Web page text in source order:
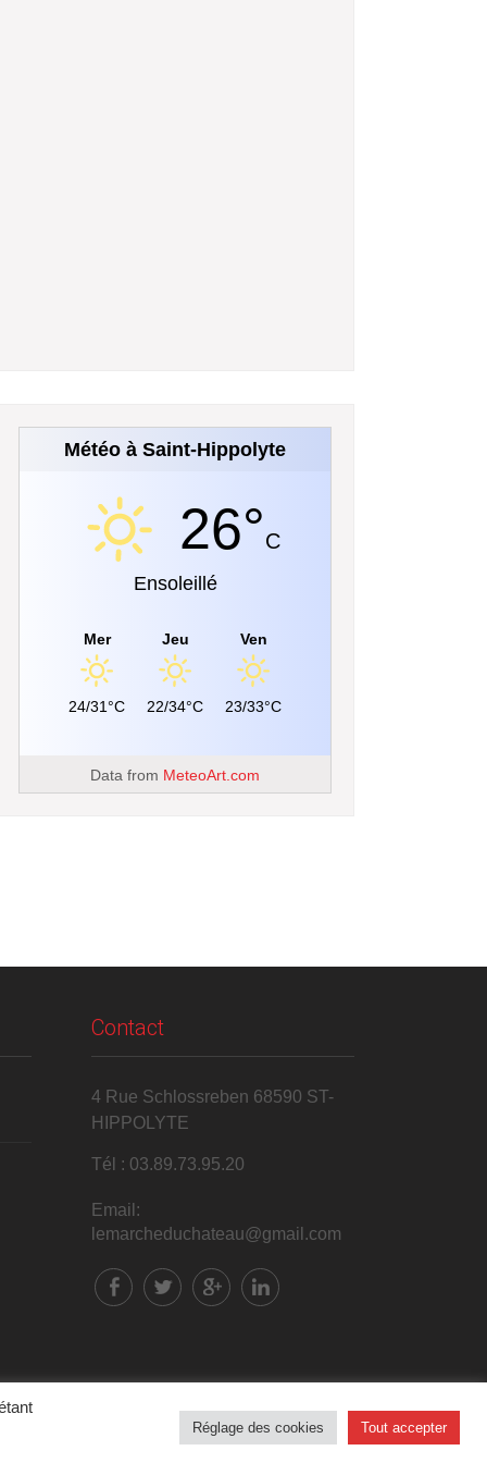
Météo à Saint-Hippolyte
26°C
Ensoleillé
Mer
24/31°C
Jeu
22/34°C
Ven
23/33°C
Data from MeteoArt.com
Contact
4 Rue Schlossreben 68590 ST-
HIPPOLYTE
Tél : 03.89.73.95.20
Email:
lemarcheduchateau@gmail.com
Mentions légales
Réglage des cookies Tout accepter